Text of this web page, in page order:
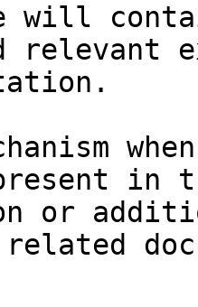
will
relevant
in
or